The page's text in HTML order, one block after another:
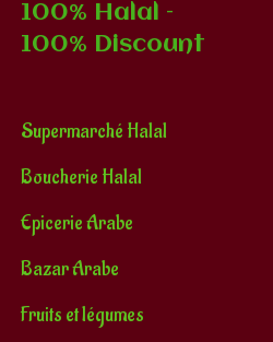
100% Halal –
100% Discount
Supermarché Halal
Boucherie Halal
Epicerie Arabe
Bazar Arabe
Fruits et légumes